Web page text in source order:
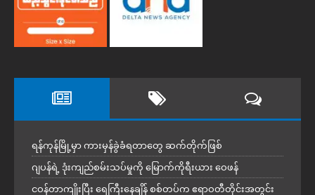
ရန်ကုန်မြို့မှာ ကားမှန်ခွဲခံရတာတွေ ဆက်တိုက်ဖြစ်
ဂျပန်ရဲ့ ဒုံးကျည်စမ်းသပ်မှုကို မြောက်ကိုရီးယား ဝေဖန်
ငဝန်တာကျိုးပြီး ရေကြီးနေချိန် စစ်တပ်က ဧရာဝတီတိုင်းအတွင်း